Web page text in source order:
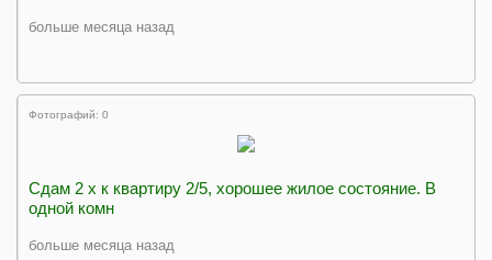
больше месяца назад
Фотографий: 0
Сдам 2 х к квартиру 2/5, хорошее жилое состояние. В
одной комн
больше месяца назад